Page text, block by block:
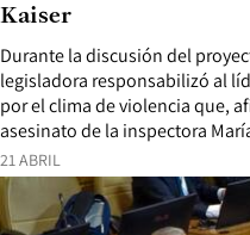
21 ABRIL
Durante la discusión del
legisladora responsabilizó al
por el clima de violencia que,
asesinato de la inspectora
Kaiser